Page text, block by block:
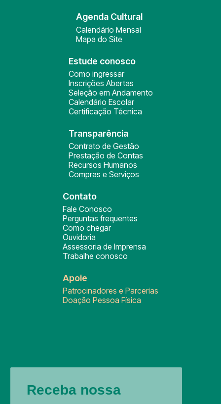
Agenda Cultural
Calendário Mensal
Mapa do Site
Estude conosco
Como ingressar
Inscrições Abertas
Seleção em Andamento
Calendário Escolar
Certificação Técnica
Transparência
Contrato de Gestão
Prestação de Contas
Recursos Humanos
Compras e Serviços
Contato
Fale Conosco
Perguntas frequentes
Como chegar
Ouvidoria
Assessoria de Imprensa
Trabalhe conosco
Apoie
Patrocinadores e Parcerias
Doação Pessoa Física